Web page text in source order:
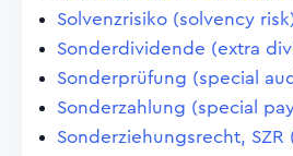
Solvenzrisiko (solvency
Sonderdividende (extra
Sonderprüfung (special
Sonderzahlung (special
Sonderziehungsrecht,